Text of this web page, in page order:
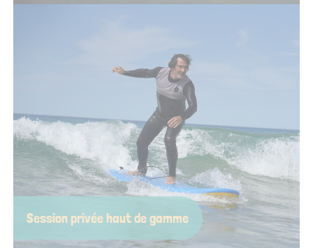
Rien de tel que l’océan pour célébrer un futur mariage ! On
vous concocte une session joyeuse, drôle, adaptée à tous les
niveaux et pleine de bons souvenirs à partager — à
commencer par la photo de groupe, forcément mouillée.
Session privée haut de gamme